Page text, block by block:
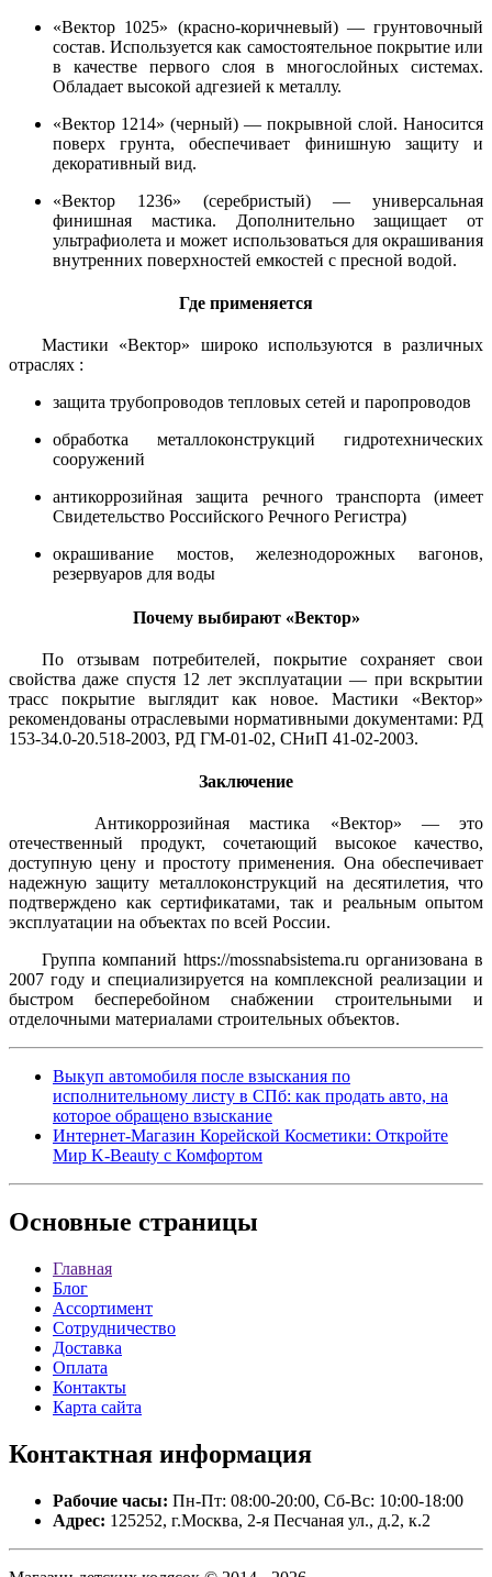
«Вектор 1025» (красно-коричневый) — грунтовочный
состав. Используется как самостоятельное покрытие или
в качестве первого слоя в многослойных системах.
Обладает высокой адгезией к металлу.
«Вектор 1214» (черный) — покрывной слой. Наносится
поверх грунта, обеспечивает финишную защиту и
декоративный вид.
«Вектор 1236» (серебристый) — универсальная
финишная мастика. Дополнительно защищает от
ультрафиолета и может использоваться для окрашивания
внутренних поверхностей емкостей с пресной водой.
Где применяется
Мастики «Вектор» широко используются в различных
отраслях :
защита трубопроводов тепловых сетей и паропроводов
обработка металлоконструкций гидротехнических
сооружений
антикоррозийная защита речного транспорта (имеет
Свидетельство Российского Речного Регистра)
окрашивание мостов, железнодорожных вагонов,
резервуаров для воды
Почему выбирают «Вектор»
По отзывам потребителей, покрытие сохраняет свои
свойства даже спустя 12 лет эксплуатации — при вскрытии
трасс покрытие выглядит как новое. Мастики «Вектор»
рекомендованы отраслевыми нормативными документами: РД
153-34.0-20.518-2003, РД ГМ-01-02, СНиП 41-02-2003.
Заключение
Антикоррозийная мастика «Вектор» — это
отечественный продукт, сочетающий высокое качество,
доступную цену и простоту применения. Она обеспечивает
надежную защиту металлоконструкций на десятилетия, что
подтверждено как сертификатами, так и реальным опытом
эксплуатации на объектах по всей России.
Группа компаний https://mossnabsistema.ru организована в
2007 году и специализируется на комплексной реализации и
быстром бесперебойном снабжении строительными и
отделочными материалами строительных объектов.
Выкуп автомобиля после взыскания по
исполнительному листу в СПб: как продать авто, на
которое обращено взыскание
Интернет-Магазин Корейской Косметики: Откройте
Мир K-Beauty с Комфортом
Основные страницы
Главная
Блог
Ассортимент
Сотрудничество
Доставка
Оплата
Контакты
Карта сайта
Контактная информация
Рабочие часы: Пн-Пт: 08:00-20:00, Сб-Вс: 10:00-18:00
Адрес: 125252, г.Москва, 2-я Песчаная ул., д.2, к.2